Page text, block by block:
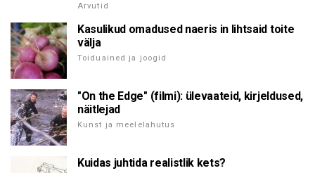
Arvutid
Kasulikud omadused naeris in lihtsaid toite
välja
Toiduained ja joogid
"On the Edge" (filmi): ülevaateid, kirjeldused,
näitlejad
Kunst ja meelelahutus
Kuidas juhtida realistlik kets?